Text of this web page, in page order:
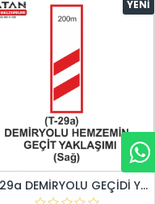
YENI
T-29a DEMİRYOLU GEÇİDİ YAKLAŞIM LEVHALARI (Sağ)